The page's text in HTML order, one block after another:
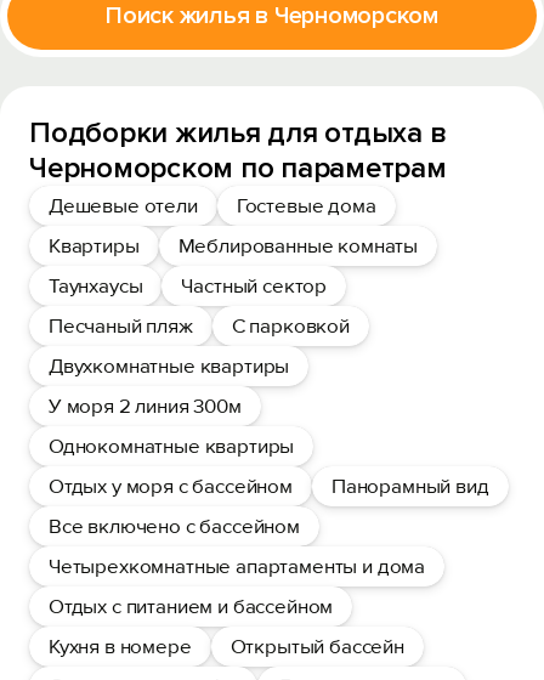
Поиск жилья в Черноморском
Подборки жилья для отдыха в
Черноморском по параметрам
Дешевые отели
Гостевые дома
Квартиры
Меблированные комнаты
Таунхаусы
Частный сектор
Песчаный пляж
С парковкой
Двухкомнатные квартиры
У моря 2 линия 300м
Однокомнатные квартиры
Отдых у моря с бассейном
Панорамный вид
Все включено с бассейном
Четырехкомнатные апартаменты и дома
Отдых с питанием и бассейном
Кухня в номере
Открытый бассейн